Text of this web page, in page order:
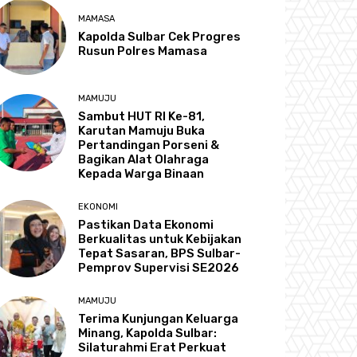
MAMASA
Kapolda Sulbar Cek Progres
Rusun Polres Mamasa
MAMUJU
Sambut HUT RI Ke-81,
Karutan Mamuju Buka
Pertandingan Porseni &
Bagikan Alat Olahraga
Kepada Warga Binaan
EKONOMI
Pastikan Data Ekonomi
Berkualitas untuk Kebijakan
Tepat Sasaran, BPS Sulbar-
Pemprov Supervisi SE2026
MAMUJU
Terima Kunjungan Keluarga
Minang, Kapolda Sulbar:
Silaturahmi Erat Perkuat